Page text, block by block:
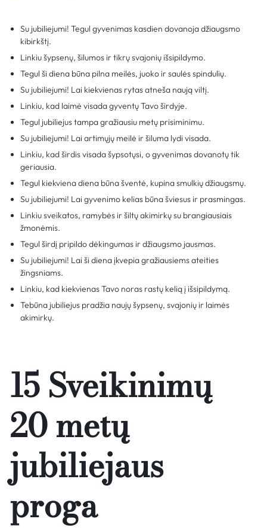
Su jubiliejumi! Tegul gyvenimas kasdien dovanoja džiaugsmo
kibirkštį.
Linkiu šypsenų, šilumos ir tikrų svajonių išsipildymo.
Tegul ši diena būna pilna meilės, juoko ir saulės spindulių.
Su jubiliejumi! Lai kiekvienas rytas atneša naują viltį.
Linkiu, kad laimė visada gyventų Tavo širdyje.
Tegul jubiliejus tampa gražiausiu metų prisiminimu.
Su jubiliejumi! Lai artimųjų meilė ir šiluma lydi visada.
Linkiu, kad širdis visada šypsotųsi, o gyvenimas dovanotų tik
geriausia.
Tegul kiekviena diena būna šventė, kupina smulkių džiaugsmų.
Su jubiliejumi! Lai gyvenimo kelias būna šviesus ir prasmingas.
Linkiu sveikatos, ramybės ir šiltų akimirkų su brangiausiais
žmonėmis.
Tegul širdį pripildo dėkingumas ir džiaugsmo jausmas.
Su jubiliejumi! Lai ši diena įkvepia gražiausiems ateities
žingsniams.
Linkiu, kad kiekvienas Tavo noras rastų kelią į išsipildymą.
Tebūna jubiliejus pradžia naujų šypsenų, svajonių ir laimės
akimirkų.
15 Sveikinimų
20 metų
jubiliejaus
proga